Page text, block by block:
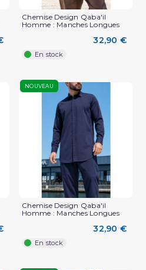
Chemise Design Qaba'il
Homme : Manches Longues
32,90 €
En stock
NOUVEAU
Chemise Design Qaba'il
Homme : Manches Longues
32,90 €
En stock